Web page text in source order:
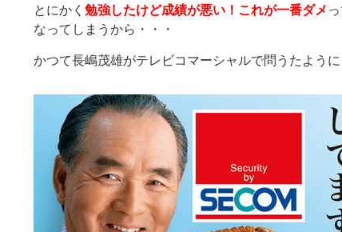
とにかく 勉強したけど成績が悪い！これが一番ダメ
なってしまうから・・・
かつて長嶋茂雄がテレビコマーシャルで問うたように